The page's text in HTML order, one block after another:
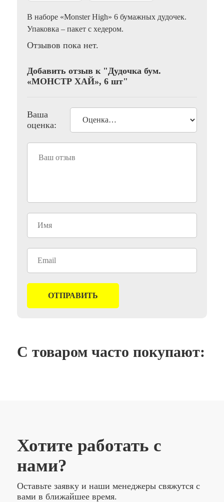
В наборе «Monster High» 6 бумажных дудочек.
Упаковка – пакет с хедером.
Отзывов пока нет.
Добавить отзыв к "Дудочка бум.
«МОНСТР ХАЙ», 6 шт"
Ваша
оценка:
С товаром часто покупают:
Хотите работать с
нами?
Оставьте заявку и наши менеджеры свяжутся с
вами в ближайшее время.